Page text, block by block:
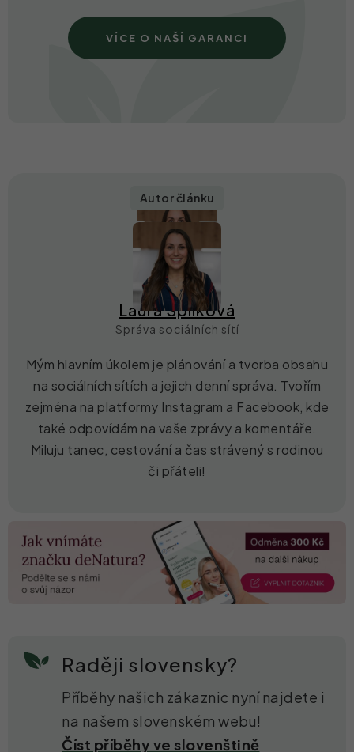
VÍCE O NAŠÍ GARANCI
Autor článku
Laura Spilková
Správa sociálních sítí
Mým hlavním úkolem je plánování a tvorba obsahu
na sociálních sítích a jejich denní správa. Tvořím
zejména na platformy Instagram a Facebook, kde
také odpovídám na vaše zprávy a komentáře.
Miluju tanec, cestování a čas strávený s rodinou
či přáteli!
Raději slovensky?
Příběhy našich zákaznic nyní najdete i
na našem slovenském webu!
Číst příběhy ve slovenštině